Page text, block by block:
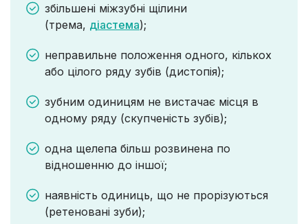
збільшені міжзубні щілини
(трема, діастема);
неправильне положення одного, кількох
або цілого ряду зубів (дистопія);
зубним одиницям не вистачає місця в
одному ряду (скупченість зубів);
одна щелепа більш розвинена по
відношенню до іншої;
наявність одиниць, що не прорізуються
(ретеновані зуби);